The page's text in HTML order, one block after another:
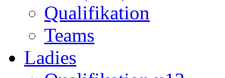
Startseite München
U17 Teams